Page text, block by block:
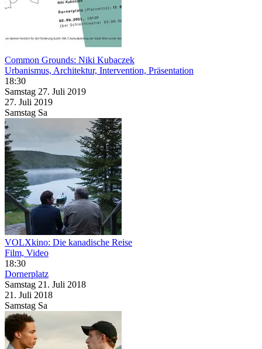
Common Grounds: Niki Kubaczek
Urbanismus, Architektur, Intervention, Präsentation
18:30
Samstag 27. Juli 2019
27. Juli 2019
Samstag Sa
VOLXkino: Die kanadische Reise
Film, Video
18:30
Dornerplatz
Samstag 21. Juli 2018
21. Juli 2018
Samstag Sa